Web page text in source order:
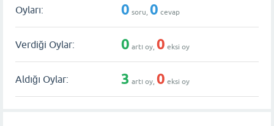
Oyları: 0 soru, 0 cevap
Verdiği Oylar: 0 artı oy, 0 eksi oy
Aldığı Oylar: 3 artı oy, 0 eksi oy